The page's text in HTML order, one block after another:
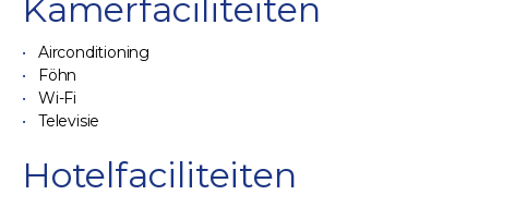
Kamerfaciliteiten
Airconditioning
Föhn
Wi-Fi
Televisie
Hotelfaciliteiten